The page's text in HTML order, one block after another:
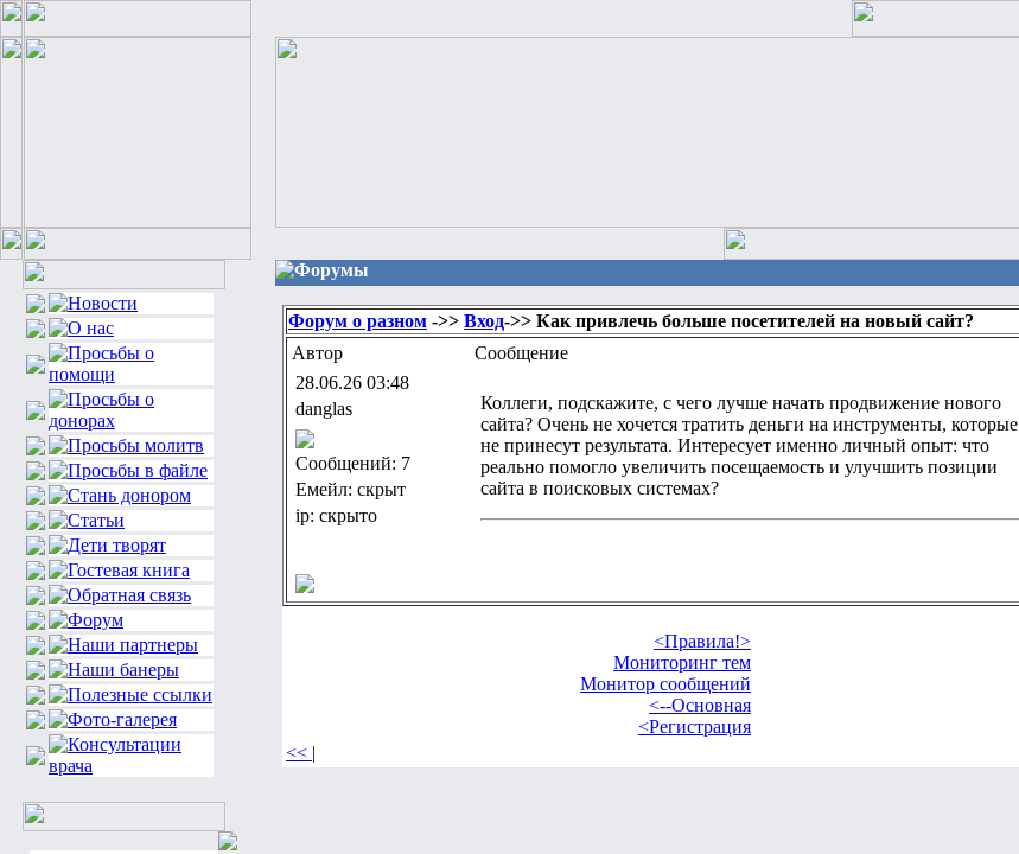
Форумы
Форум о разном ->> Вход->> Как привлечь больше посетителей на новый сайт?
Автор
Сообщение
28.06.26 03:48
danglas
Сообщений: 7
Емейл: скрыт
ip: скрыто
Коллеги, подскажите, с чего лучше начать продвижение нового
сайта? Очень не хочется тратить деньги на инструменты, которые
не принесут результата. Интересует именно личный опыт: что
реально помогло увеличить посещаемость и улучшить позиции
сайта в поисковых системах?
<Правила!>
Мониторинг тем
Монитор сообщений
<--Основная
<Регистрация
<< |